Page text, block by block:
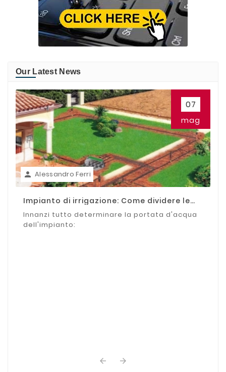
Our Latest News
07
mag
 Alessandro Ferri
Impianto di irrigazione: Come dividere le
zone
Innanzi tutto determinare la portata d'acqua
dell'impianto:
 